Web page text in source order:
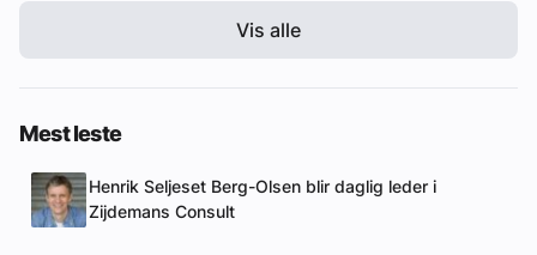
Vis alle
Mest leste
Henrik Seljeset Berg-Olsen blir daglig leder i
Zijdemans Consult